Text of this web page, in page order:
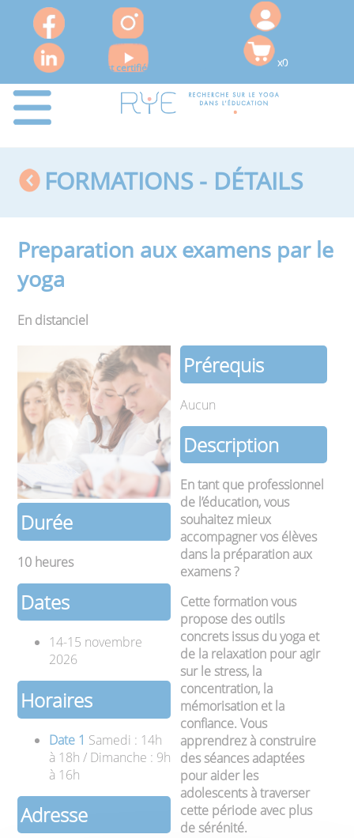
x0
Le RYE est certifié QUALIOPI pour ses actions de formation
FORMATIONS - DÉTAILS
Preparation aux examens par le
yoga
En distanciel
Durée
10 heures
Dates
14-15 novembre
2026
Horaires
Date 1 Samedi : 14h
à 18h / Dimanche : 9h
à 16h
Adresse
Prérequis
Aucun
Description
En tant que professionnel
de l’éducation, vous
souhaitez mieux
accompagner vos élèves
dans la préparation aux
examens ?
Cette formation vous
propose des outils
concrets issus du yoga et
de la relaxation pour agir
sur le stress, la
concentration, la
mémorisation et la
confiance. Vous
apprendrez à construire
des séances adaptées
pour aider les
adolescents à traverser
cette période avec plus
de sérénité.